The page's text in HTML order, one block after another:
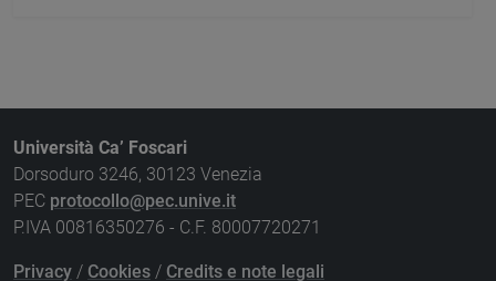
Università Ca’ Foscari
Dorsoduro 3246, 30123 Venezia
PEC protocollo@pec.unive.it
P.IVA 00816350276 - C.F. 80007720271
Privacy / Cookies / Credits e note legali